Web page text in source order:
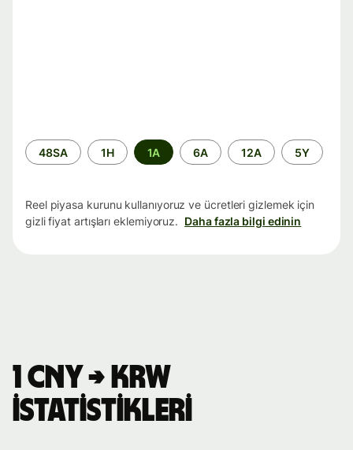
Zaman
aralığı
48SA 1H 1A 6A 12A 5Y
Reel piyasa kurunu kullanıyoruz ve ücretleri gizlemek için
gizli fiyat artışları eklemiyoruz. Daha fazla bilgi edinin
1 CNY → KRW
istatistikleri